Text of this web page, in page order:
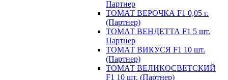
Партнер
ТОМАТ ВЕРОЧКА F1 0,05 г.
(Партнер)
ТОМАТ ВЕНДЕТТА F1 5 шт.
Партнер
ТОМАТ ВИКУСЯ F1 10 шт.
(Партнер)
ТОМАТ ВЕЛИКОСВЕТСКИЙ
F1 10 шт. (Партнер)